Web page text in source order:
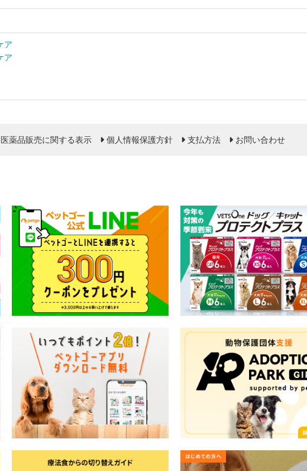
ア
ア
薬品販売に関する表示 個人情報保護方針 支払方法 お問い合わせ